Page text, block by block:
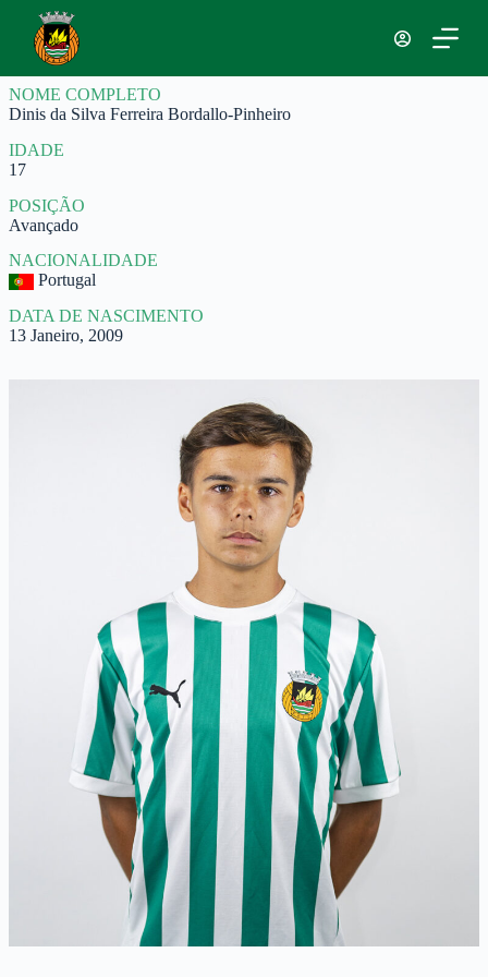
a
r
p
r
a
o
c
o
n
t
e
ú
d
NOME COMPLETO
Dinis da Silva Ferreira Bordallo-Pinheiro
IDADE
17
POSIÇÃO
Avançado
NACIONALIDADE
Portugal
DATA DE NASCIMENTO
13 Janeiro, 2009